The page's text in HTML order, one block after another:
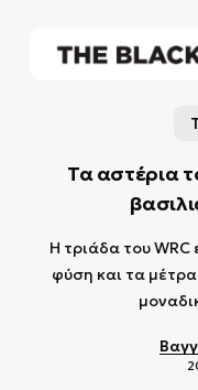
Τα αστέρια
Η τριάδα του
φύση και τα